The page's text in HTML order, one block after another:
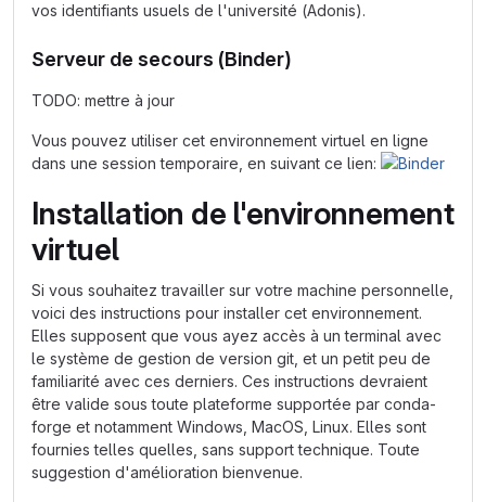
vos identifiants usuels de l'université (Adonis).
Serveur de secours (Binder)
TODO: mettre à jour
Vous pouvez utiliser cet environnement virtuel en ligne
dans une session temporaire, en suivant ce lien:
Installation de l'environnement
virtuel
Si vous souhaitez travailler sur votre machine personnelle,
voici des instructions pour installer cet environnement.
Elles supposent que vous ayez accès à un terminal avec
le système de gestion de version git, et un petit peu de
familiarité avec ces derniers. Ces instructions devraient
être valide sous toute plateforme supportée par conda-
forge et notamment Windows, MacOS, Linux. Elles sont
fournies telles quelles, sans support technique. Toute
suggestion d'amélioration bienvenue.